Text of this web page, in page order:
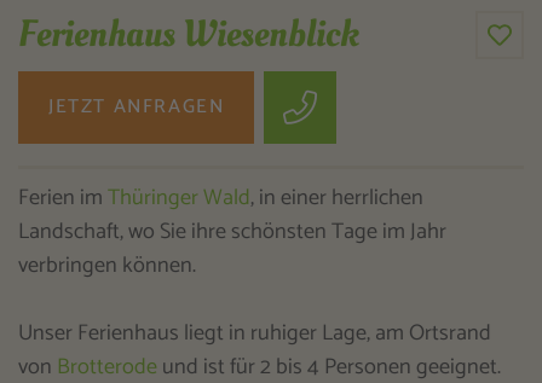
Ferienhaus Wiesenblick
JETZT ANFRAGEN
Ferien imThüringer Wald, in einer herrlichen
Landschaft, wo Sie ihre schönsten Tage im Jahr
verbringen können.
Unser Ferienhaus liegt in ruhiger Lage, am Ortsrand
von Brotterodeund ist für 2 bis 4 Personen geeignet.